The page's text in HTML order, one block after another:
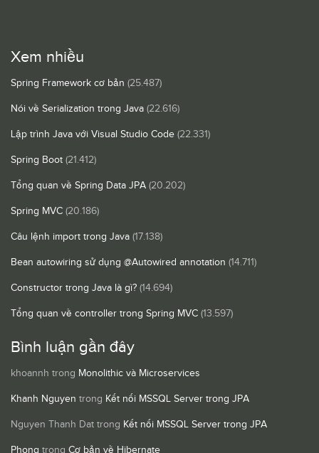
Xem nhiều
Spring Framework cơ bản (25.487)
Nói về Serialization trong Java (22.616)
Lập trình Java với Visual Studio Code (22.331)
Spring Boot (21.412)
Tổng quan về Spring Data JPA (20.202)
Spring MVC (20.186)
Câu lệnh import trong Java (17.138)
Bean autowiring sử dụng @Autowired annotation (14.711)
Constructor trong Java là gì? (14.694)
Tổng quan về controller trong Spring MVC (13.597)
Bình luận gần đây
khoannh trong Monolithic và Microservices
Khanh Nguyen trong Kết nối MSSQL Server trong JPA
Nguyen Thanh Dat trong Kết nối MSSQL Server trong JPA
Phong trong Cơ bản về Hibernate